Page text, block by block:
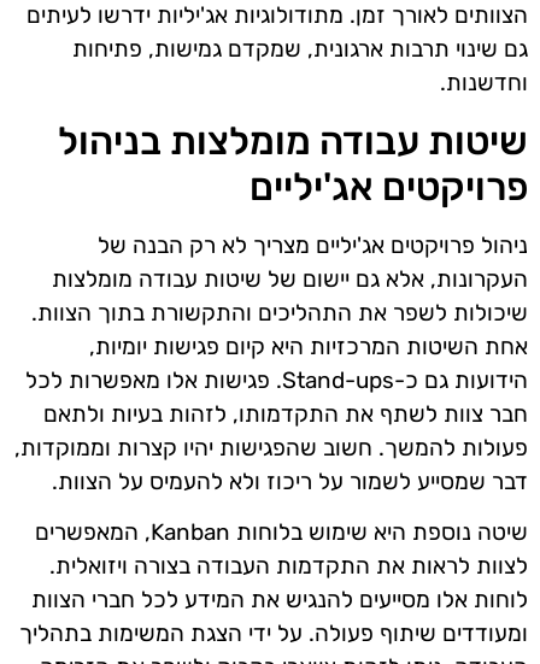
הצוותים לאורך זמן. מתודולוגיות אג'יליות ידרשו לעיתים
גם שינוי תרבות ארגונית, שמקדם גמישות, פתיחות
וחדשנות.
שיטות עבודה מומלצות בניהול
פרויקטים אג'יליים
ניהול פרויקטים אג'יליים מצריך לא רק הבנה של
העקרונות, אלא גם יישום של שיטות עבודה מומלצות
שיכולות לשפר את התהליכים והתקשורת בתוך הצוות.
אחת השיטות המרכזיות היא קיום פגישות יומיות,
הידועות גם כ-Stand-ups. פגישות אלו מאפשרות לכל
חבר צוות לשתף את התקדמותו, לזהות בעיות ולתאם
פעולות להמשך. חשוב שהפגישות יהיו קצרות וממוקדות,
דבר שמסייע לשמור על ריכוז ולא להעמיס על הצוות.
שיטה נוספת היא שימוש בלוחות Kanban, המאפשרים
לצוות לראות את התקדמות העבודה בצורה ויזואלית.
לוחות אלו מסייעים להנגיש את המידע לכל חברי הצוות
ומעודדים שיתוף פעולה. על ידי הצגת המשימות בתהליך